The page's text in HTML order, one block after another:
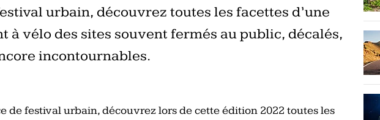
urbain, découvrez toutes les facettes d’une
à vélo des sites souvent fermés au public, décalés,
incontournables.
de festival urbain, découvrez lors de cette édition 2022 toutes les